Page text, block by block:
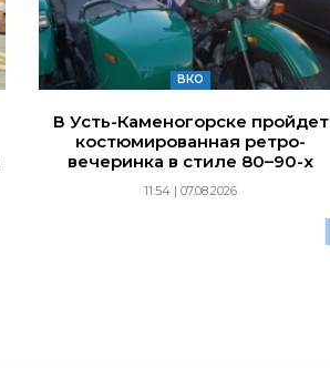
ВКО
В Усть-Каменогорске пройдет
костюмированная ретро-
вечеринка в стиле 80–90-х
11:54 | 07.08.2026